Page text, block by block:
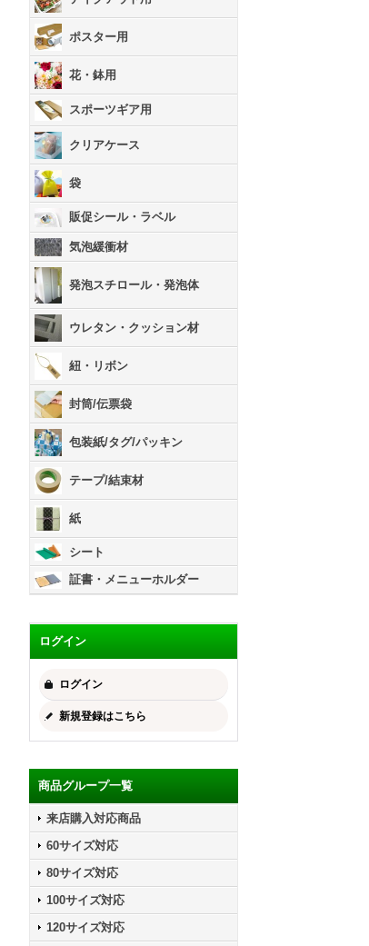
ポスター用
花・鉢用
スポーツギア用
クリアケース
袋
販促シール・ラベル
気泡緩衝材
発泡スチロール・発泡体
ウレタン・クッション材
紐・リボン
封筒/伝票袋
包装紙/タグ/パッキン
テープ/結束材
紙
シート
証書・メニューホルダー
ログイン
ログイン
新規登録はこちら
商品グループ一覧
来店購入対応商品
60サイズ対応
80サイズ対応
100サイズ対応
120サイズ対応